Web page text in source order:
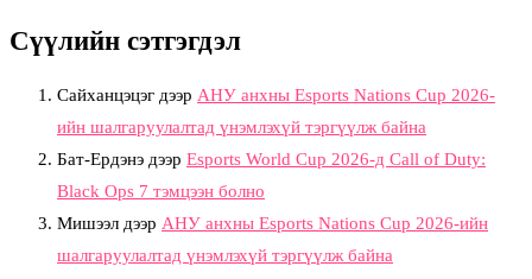
Сүүлийн сэтгэгдэл
Сайханцэцэг дээр АНУ анхны Esports Nations Cup 2026-
ийн шалгаруулалтад үнэмлэхүй тэргүүлж байна
Бат-Ердэнэ дээр Esports World Cup 2026-д Call of Duty:
Black Ops 7 тэмцээн болно
Мишээл дээр АНУ анхны Esports Nations Cup 2026-ийн
шалгаруулалтад үнэмлэхүй тэргүүлж байна